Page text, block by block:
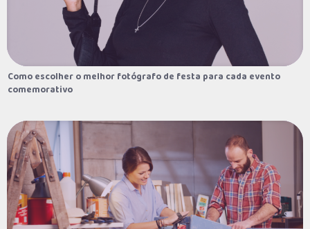
Como escolher o melhor fotógrafo de festa para cada evento
comemorativo
Como escolher o melhor fotógrafo de festa para cada evento
comemorativo